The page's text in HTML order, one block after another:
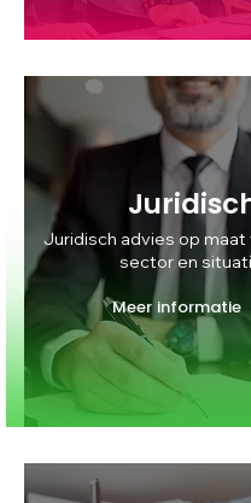
Juridisch advies op
sector en
Meer informatie